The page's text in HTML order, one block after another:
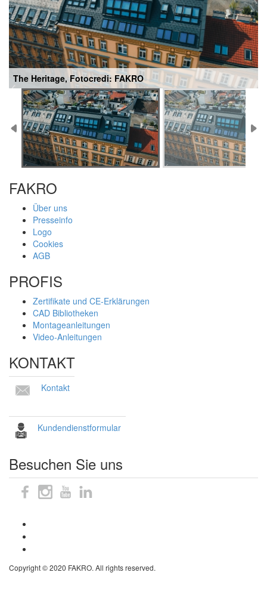
The Heritage, Fotocredi: FAKRO
FAKRO
Über uns
Presseinfo
Logo
Cookies
AGB
PROFIS
Zertifikate und CE-Erklärungen
CAD Bibliotheken
Montageanleitungen
Video-Anleitungen
KONTAKT
Kontakt
Kundendienstformular
Besuchen Sie uns
Copyright © 2020 FAKRO. All rights reserved.